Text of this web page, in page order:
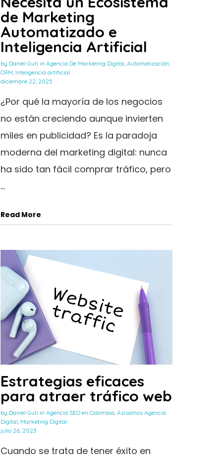
de Marketing
Automatizado e
Inteligencia Artificial
by Daniel Guti in Agencia De Marketing Digital, Automatización,
CRM, Inteligencia artificial
diciembre 22, 2025
¿Por qué la mayoría de los negocios
no están creciendo aunque invierten
miles en publicidad? Es la paradoja
moderna del marketing digital: nunca
ha sido tan fácil comprar tráfico, pero
...
Read More
Estrategias eficaces
para atraer tráfico web
by Daniel Guti in Agencia SEO en Colombia, Asisomos Agencia
Digital, Marketing Digital
julio 26, 2023
Cuando se trata de tener éxito en